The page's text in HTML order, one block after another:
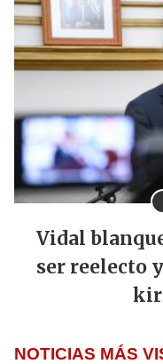
Vidal
ser reelecto
NOTICIAS MÁS